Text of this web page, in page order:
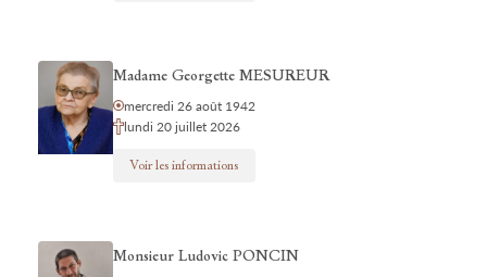
Madame Georgette MESUREUR
mercredi 26 août 1942
lundi 20 juillet 2026
Voir les informations
Monsieur Ludovic PONCIN